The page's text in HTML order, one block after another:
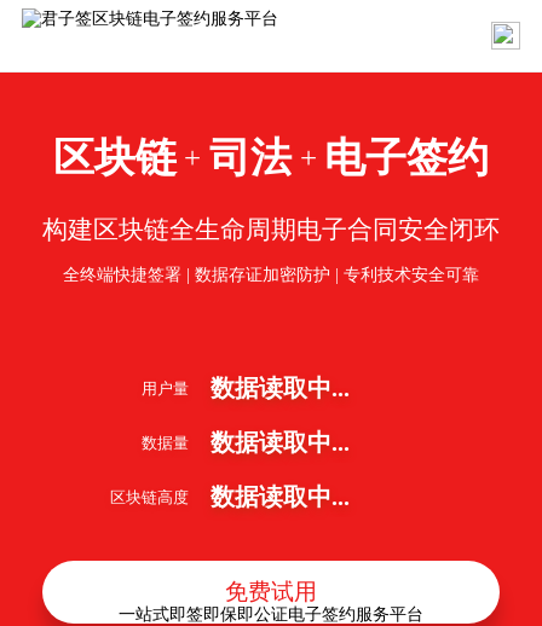
区块链 + 司法 + 电子签约
构建区块链全生命周期电子合同安全闭环
全终端快捷签署 | 数据存证加密防护 | 专利技术安全可靠
用户量 数据读取中...
数据量 数据读取中...
区块链高度 数据读取中...
免费试用
一站式即签即保即公证电子签约服务平台